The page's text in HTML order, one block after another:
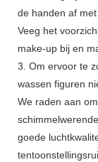
de handen af
Veeg het
make-up bij en
3. Om ervoor te
wassen figuren
We raden aan
goede